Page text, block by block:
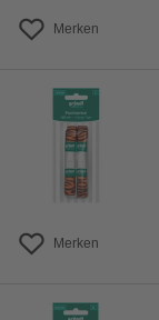
Merken
Merken